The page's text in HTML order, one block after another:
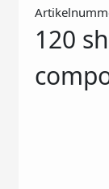
120